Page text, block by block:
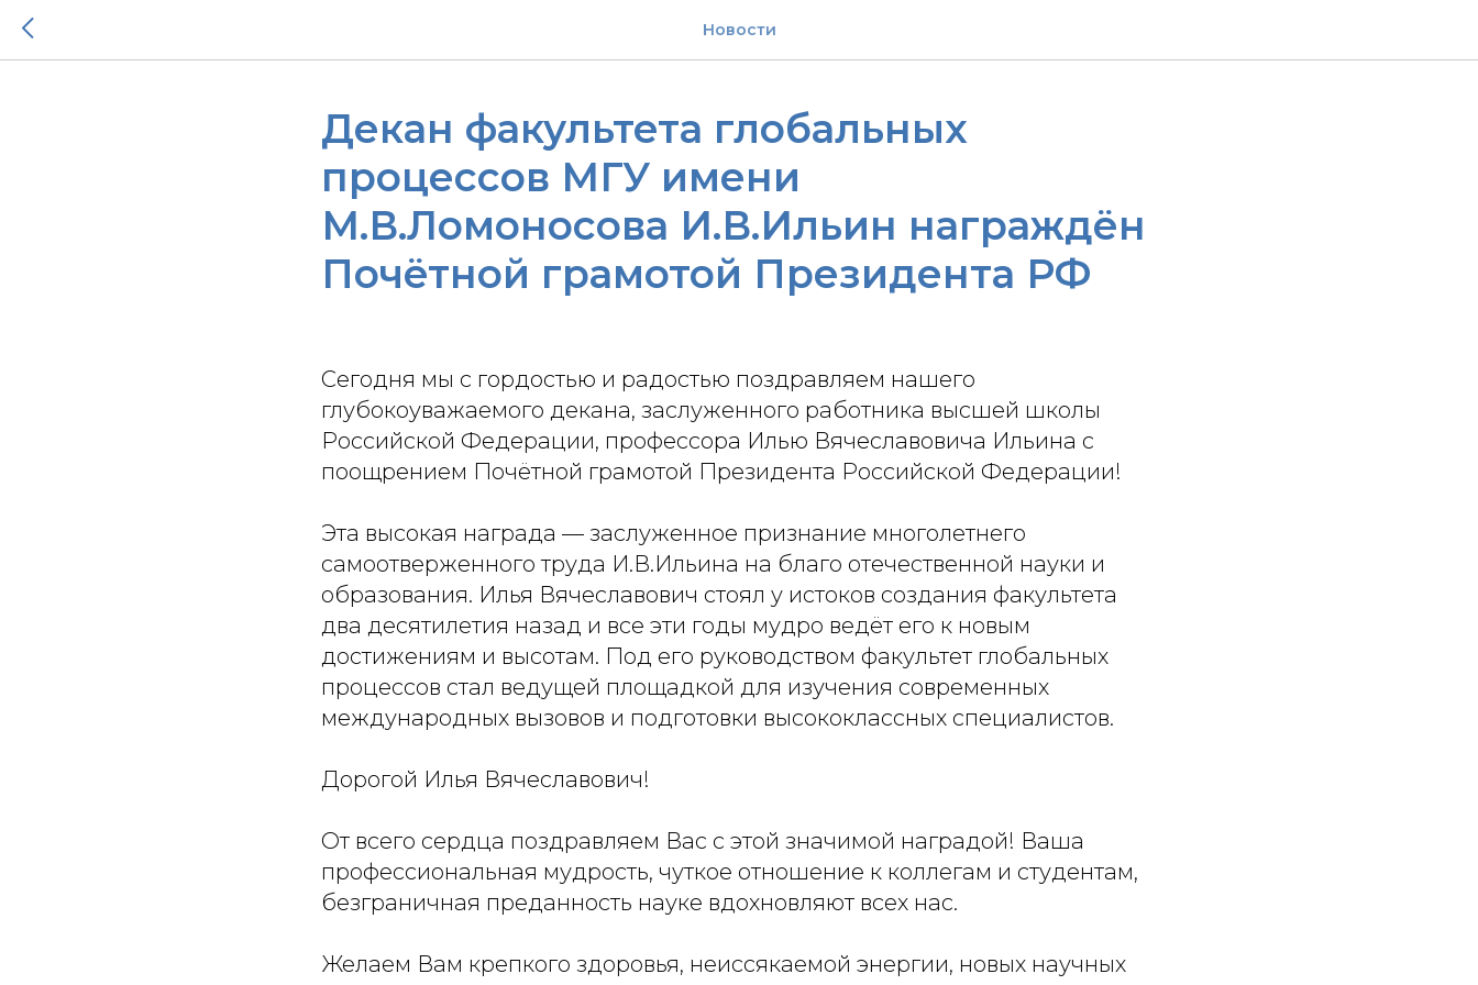
Новости
Декан факультета глобальных
процессов МГУ имени
М.В.Ломоносова И.В.Ильин награждён
Почётной грамотой Президента РФ
Сегодня мы с гордостью и радостью поздравляем нашего
глубокоуважаемого декана, заслуженного работника высшей школы
Российской Федерации, профессора Илью Вячеславовича Ильина с
поощрением Почётной грамотой Президента Российской Федерации!
Эта высокая награда — заслуженное признание многолетнего
самоотверженного труда И.В.Ильина на благо отечественной науки и
образования. Илья Вячеславович стоял у истоков создания факультета
два десятилетия назад и все эти годы мудро ведёт его к новым
достижениям и высотам. Под его руководством факультет глобальных
процессов стал ведущей площадкой для изучения современных
международных вызовов и подготовки высококлассных специалистов.
Дорогой Илья Вячеславович!
От всего сердца поздравляем Вас с этой значимой наградой! Ваша
профессиональная мудрость, чуткое отношение к коллегам и студентам,
безграничная преданность науке вдохновляют всех нас.
Желаем Вам крепкого здоровья, неиссякаемой энергии, новых научных